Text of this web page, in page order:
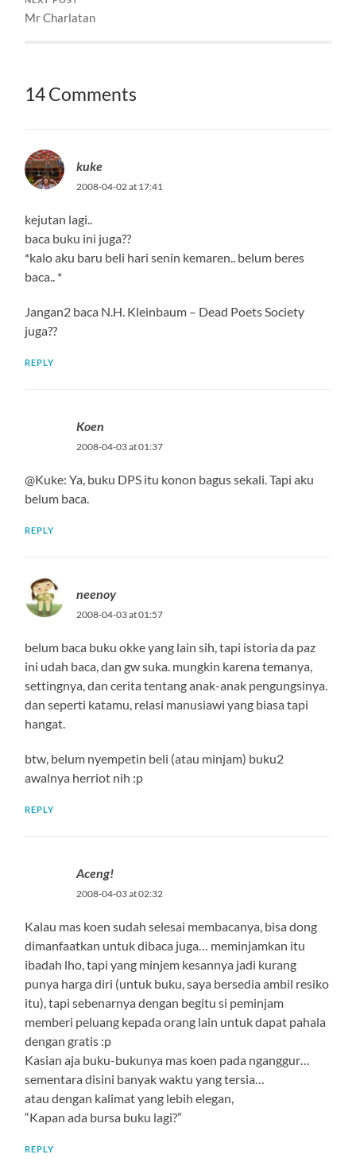
Mr Charlatan
14 Comments
kuke
2008-04-02 at 17:41
kejutan lagi..
baca buku ini juga??
*kalo aku baru beli hari senin kemaren.. belum beres
baca.. *
Jangan2 baca N.H. Kleinbaum – Dead Poets Society
juga??
REPLY
Koen
2008-04-03 at 01:37
@Kuke: Ya, buku DPS itu konon bagus sekali. Tapi aku
belum baca.
REPLY
neenoy
2008-04-03 at 01:57
belum baca buku okke yang lain sih, tapi istoria da paz
ini udah baca, dan gw suka. mungkin karena temanya,
settingnya, dan cerita tentang anak-anak pengungsinya.
dan seperti katamu, relasi manusiawi yang biasa tapi
hangat.
btw, belum nyempetin beli (atau minjam) buku2
awalnya herriot nih :p
REPLY
Aceng!
2008-04-03 at 02:32
Kalau mas koen sudah selesai membacanya, bisa dong
dimanfaatkan untuk dibaca juga… meminjamkan itu
ibadah lho, tapi yang minjem kesannya jadi kurang
punya harga diri (untuk buku, saya bersedia ambil resiko
itu), tapi sebenarnya dengan begitu si peminjam
memberi peluang kepada orang lain untuk dapat pahala
dengan gratis :p
Kasian aja buku-bukunya mas koen pada nganggur…
sementara disini banyak waktu yang tersia…
atau dengan kalimat yang lebih elegan,
“Kapan ada bursa buku lagi?”
REPLY